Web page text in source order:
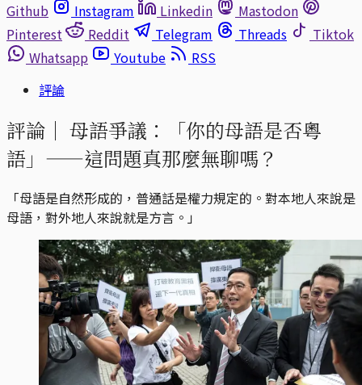
Github
Instagram Linkedin
Mastodon
Pinterest
Reddit Telegram Threads
Tiktok
Whatsapp
Youtube
RSS
評論
評論｜ 母語爭議：「你的母語是否粵
語」——這問題真那麼無聊嗎？
「母語是自然形成的，普通話是權力規定的。對本地人來說是
母語，對外地人來說就是方言。」